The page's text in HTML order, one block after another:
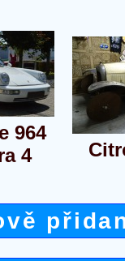
964
4